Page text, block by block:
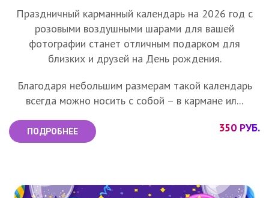
Праздничный карманный календарь на 2026 год с
розовыми воздушными шарами для вашей
фотографии станет отличным подарком для
близких и друзей на День рождения.
Благодаря небольшим размерам такой календарь
всегда можно носить с собой – в кармане ил...
ПОДРОБНЕЕ 350 РУБ.